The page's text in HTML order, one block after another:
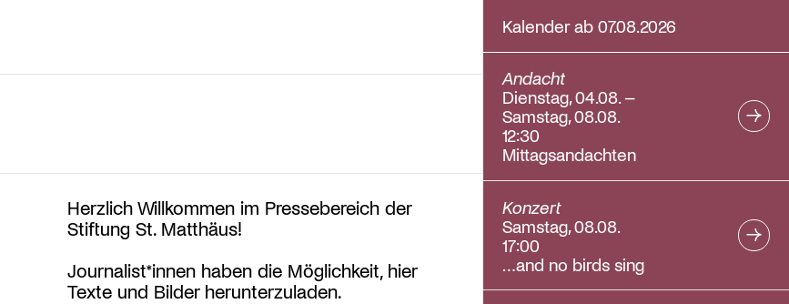
Herzlich Willkommen im Pressebereich der
Stiftung St. Matthäus!
Journalist*innen haben die Möglichkeit, hier
Texte und Bilder herunterzuladen.
Kalender ab 07.08.2026
Andacht
Dienstag, 04.08. –
Samstag, 08.08.
12:30
Mittagsandachten
Konzert
Samstag, 08.08.
17:00
…and no birds sing